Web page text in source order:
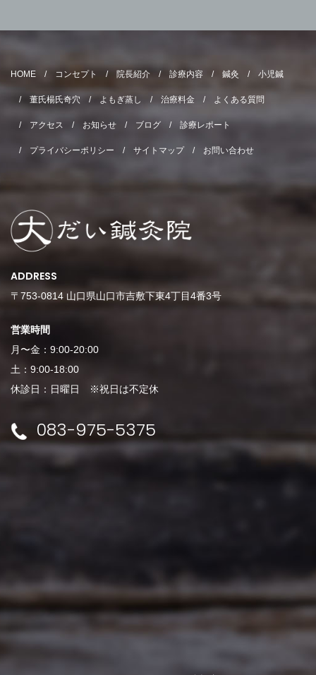
HOME コンセプト 院長紹介 診療内容 鍼灸 小児鍼
董氏楊氏奇穴 よもぎ蒸し 治療料金 よくある質問
アクセス お知らせ ブログ 診療レポート
プライバシーポリシー サイトマップ お問い合わせ
ADDRESS
〒753-0814 山口県山口市吉敷下東4丁目4番3号
営業時間
月〜金：9:00-20:00
土：9:00-18:00
休診日：日曜日 ※祝日は不定休
083-975-5375